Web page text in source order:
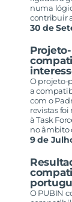
numa
contribuir
30 de
O projeto-
a
com o
revistas
à Task
no âmbito
9 de
O PUBIN